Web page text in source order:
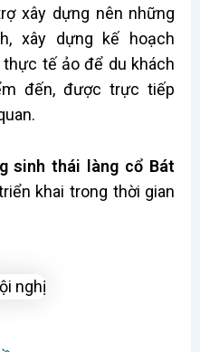
xây dựng nên những
xây dựng kế hoạch
tế ảo để du khách
đến, được trực tiếp
sinh thái làng cổ Bát
khai trong thời gian